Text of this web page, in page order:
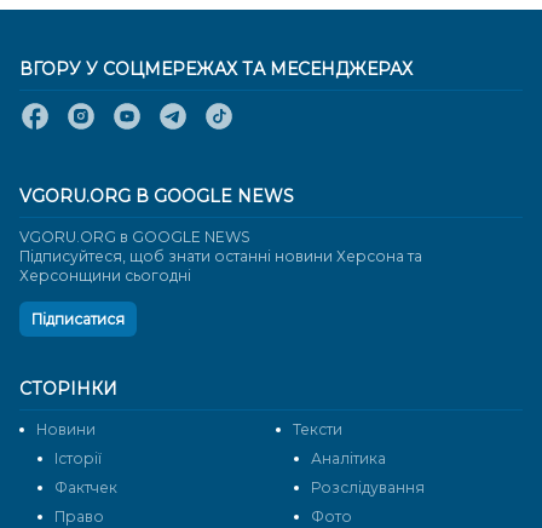
СТОРІНКИ
Новини
Тексти
Історії
Аналітика
Фактчек
Розслідування
Право
Фото
ВГОРУ У СОЦМЕРЕЖАХ ТА МЕСЕНДЖЕРАХ
VGORU.ORG В GOOGLE NEWS
VGORU.ORG в GOOGLE NEWS
Підписуйтеся, щоб знати останні новини Херсона та
Херсонщини сьогодні
Підписатися